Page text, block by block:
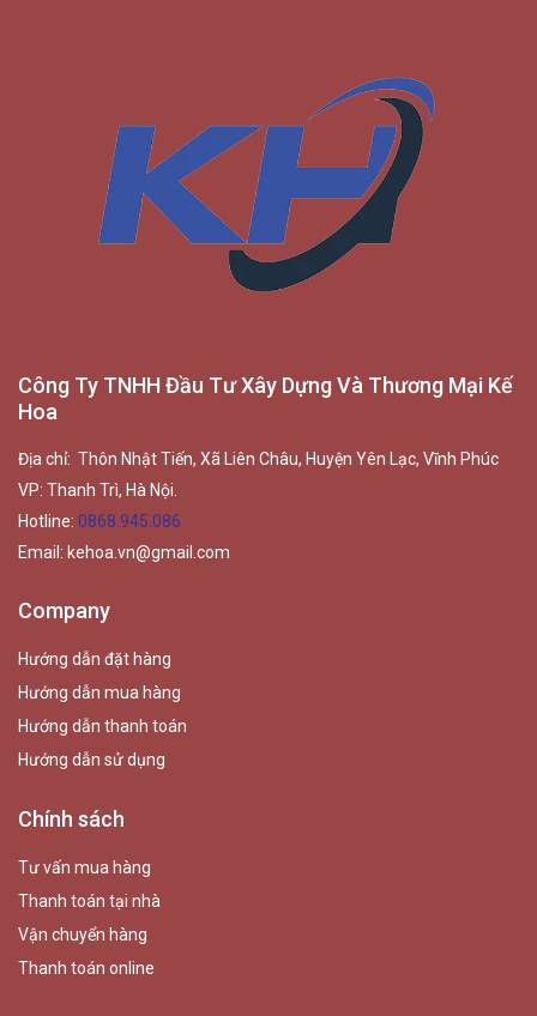
Công Ty TNHH Đầu Tư Xây Dựng Và Thương Mại Kế
Hoa
Địa chỉ: Thôn Nhật Tiến, Xã Liên Châu, Huyện Yên Lạc, Vĩnh Phúc
VP: Thanh Trì, Hà Nội.
Hotline: 0868.945.086
Email: kehoa.vn@gmail.com
Company
Hướng dẫn đặt hàng
Hướng dẫn mua hàng
Hướng dẫn thanh toán
Hướng dẫn sử dụng
Chính sách
Tư vấn mua hàng
Thanh toán tại nhà
Vận chuyển hàng
Thanh toán online